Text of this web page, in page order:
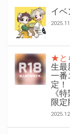
イベ
★と
生最
一番
定！
《
限定